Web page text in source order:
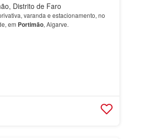
Distrito de Faro
varanda e estacionamento, no
em Portimão, Algarve.